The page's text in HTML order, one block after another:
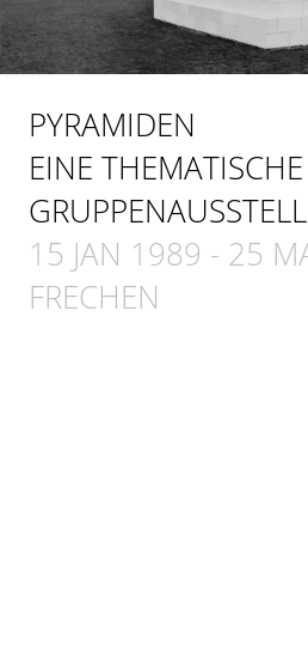
PYRAMIDEN
EINE THEMATISCHE
15 JAN 1989 - 25
FRECHEN